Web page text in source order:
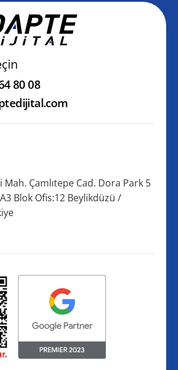
80 08
Mah. Çamlıtepe Cad. Dora Park 5
Blok Ofis:12 Beylikdüzü /